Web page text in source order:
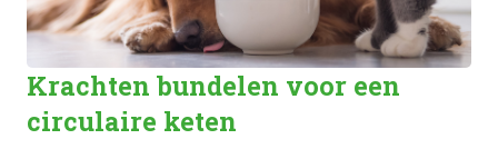
Krachten bundelen voor een
circulaire keten